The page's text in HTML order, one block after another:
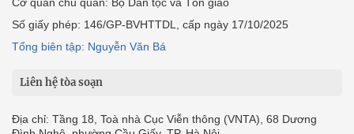
Số giấy phép: 146/GP-BVHTTDL, cấp ngày 17/10/2025
Tổng biên tập: Nguyễn Văn Bá
Liên hệ tòa soạn
Địa chỉ: Tầng 18, Toà nhà Cục Viễn thông (VNTA), 68 Dương